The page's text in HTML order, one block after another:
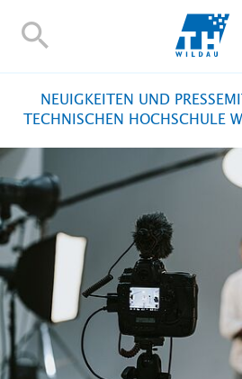
IM STUDIUM
FORSCHUNG UND TRANSFER
ALUMNI
HOCHSCHULE
INTERNATIONAL
BESCHÄFTIGTE
Blogs Kontakt und Anfahrt
TH Online-Portal
NEUIGKEITEN UND
TECHNISCHEN HOCHSCHULE